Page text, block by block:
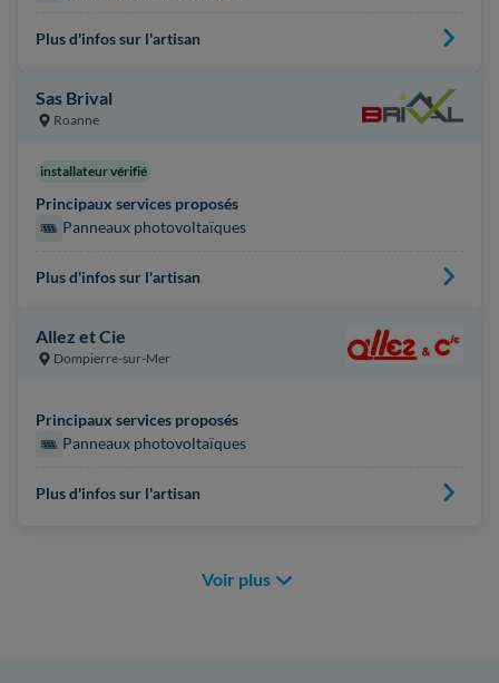
Plus d'infos sur l'artisan
Sas Brival
Roanne
installateur vérifié
Principaux services proposés
Panneaux photovoltaïques
Plus d'infos sur l'artisan
Allez et Cie
Dompierre-sur-Mer
Principaux services proposés
Panneaux photovoltaïques
Plus d'infos sur l'artisan
Voir plus